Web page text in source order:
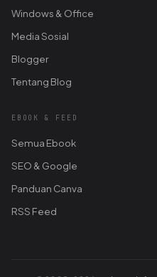
Windows & Office
Media Sosial
Blogger
Tentang Blog
EBOOK & FEED
Semua Ebook
SEO & Google
Panduan Canva
RSS Feed